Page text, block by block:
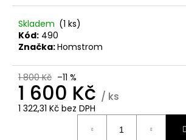
Skladem (1 ks)
Kód: 490
Značka:Homstrom
1 800 Kč –11 %
1 600 Kč / ks
1 322,31 Kč bez DPH
D
o
p
o
u